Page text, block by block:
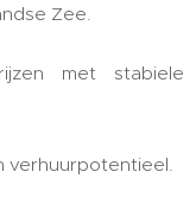
Zee.
met stabiele